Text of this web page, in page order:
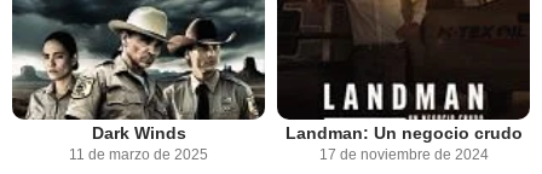
Dark Winds
11 de marzo de 2025
Landman: Un negocio crudo
17 de noviembre de 2024